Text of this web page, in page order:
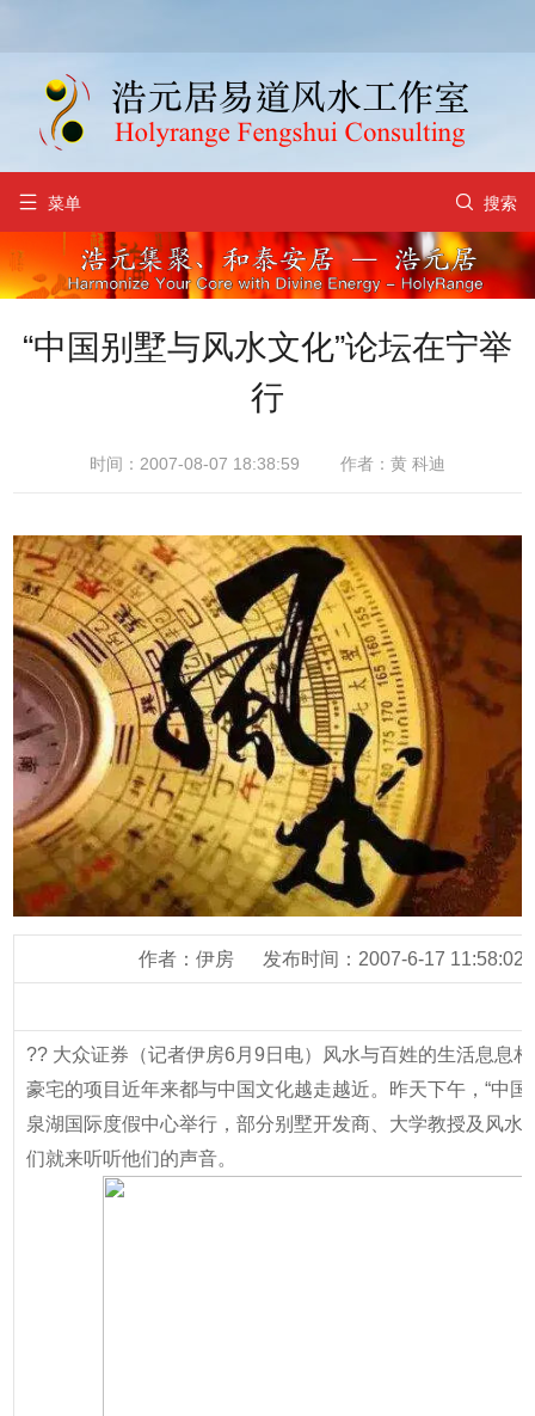
 菜单  搜索
“中国别墅与风水文化”论坛在宁举
行
时间：2007-08-07 18:38:59 作者：黄 科迪
作者：伊房 发布时间：2007-6-17
?? 大众证券（记者伊房6月9日电）风水与百姓的生活息息
豪宅的项目近年来都与中国文化越走越近。昨天下午，“中
泉湖国际度假中心举行，部分别墅开发商、大学教授及风水
们就来听听他们的声音。